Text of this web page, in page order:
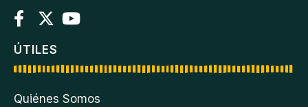
ÚTILES
Quiénes Somos